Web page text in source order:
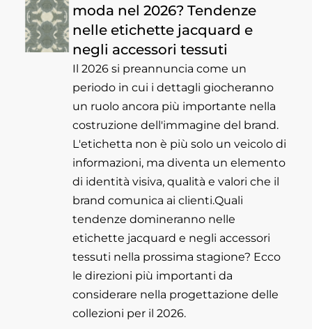
moda nel 2026? Tendenze
nelle etichette jacquard e
negli accessori tessuti
Il 2026 si preannuncia come un
periodo in cui i dettagli giocheranno
un ruolo ancora più importante nella
costruzione dell'immagine del brand.
L'etichetta non è più solo un veicolo di
informazioni, ma diventa un elemento
di identità visiva, qualità e valori che il
brand comunica ai clienti.Quali
tendenze domineranno nelle
etichette jacquard e negli accessori
tessuti nella prossima stagione? Ecco
le direzioni più importanti da
considerare nella progettazione delle
collezioni per il 2026.